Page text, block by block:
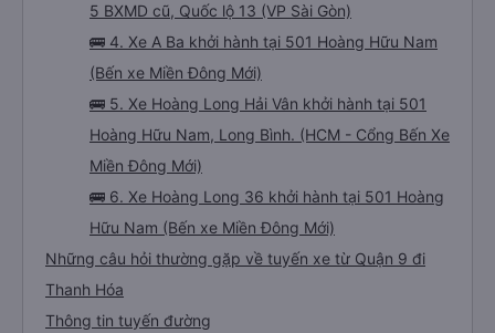
5 BXMD cũ, Quốc lộ 13 (VP Sài Gòn)
🚌 4. Xe A Ba khởi hành tại 501 Hoàng Hữu Nam
(Bến xe Miền Đông Mới)
🚌 5. Xe Hoàng Long Hải Vân khởi hành tại 501
Hoàng Hữu Nam, Long Bình. (HCM - Cổng Bến Xe
Miền Đông Mới)
🚌 6. Xe Hoàng Long 36 khởi hành tại 501 Hoàng
Hữu Nam (Bến xe Miền Đông Mới)
Những câu hỏi thường gặp về tuyến xe từ Quận 9 đi
Thanh Hóa
Thông tin tuyến đường